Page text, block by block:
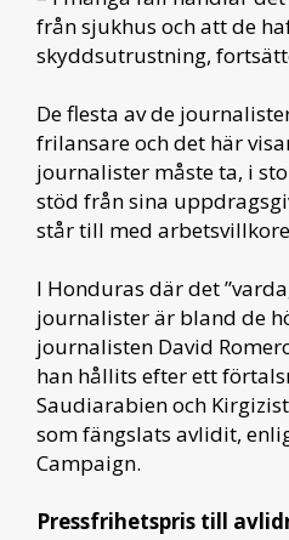
från sjukhus och att de
skyddsutrustning,
De flesta av de
frilansare och det här
journalister måste ta, i
stöd från sina
står till med
I Honduras där det
journalister är bland de
journalisten David
han hållits efter ett
Saudiarabien och
som fängslats avlidit,
Campaign.
Pressfrihetspris till